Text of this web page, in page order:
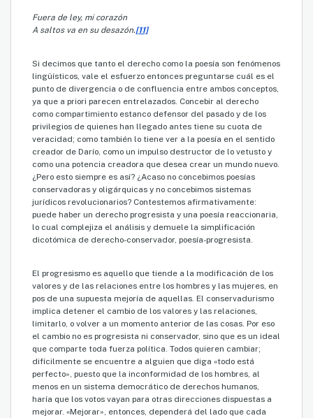
Fuera de ley, mi corazón
A saltos va en su desazón.[11]
Si decimos que tanto el derecho como la poesía son fenómenos
lingüísticos, vale el esfuerzo entonces preguntarse cuál es el
punto de divergencia o de confluencia entre ambos conceptos,
ya que a priori parecen entrelazados. Concebir al derecho
como compartimiento estanco defensor del pasado y de los
privilegios de quienes han llegado antes tiene su cuota de
veracidad; como también lo tiene ver a la poesía en el sentido
creador de Darío, como un impulso destructor de lo vetusto y
como una potencia creadora que desea crear un mundo nuevo.
¿Pero esto siempre es así? ¿Acaso no concebimos poesías
conservadoras y oligárquicas y no concebimos sistemas
jurídicos revolucionarios? Contestemos afirmativamente:
puede haber un derecho progresista y una poesía reaccionaria,
lo cual complejiza el análisis y demuele la simplificación
dicotómica de derecho-conservador, poesía-progresista.
El progresismo es aquello que tiende a la modificación de los
valores y de las relaciones entre los hombres y las mujeres, en
pos de una supuesta mejoría de aquellas. El conservadurismo
implica detener el cambio de los valores y las relaciones,
limitarlo, o volver a un momento anterior de las cosas. Por eso
el cambio no es progresista ni conservador, sino que es un ideal
que comparte toda fuerza política. Todos quieren cambiar;
difícilmente se encuentre a alguien que diga «todo está
perfecto», puesto que la inconformidad de los hombres, al
menos en un sistema democrático de derechos humanos,
haría que los votos vayan para otras direcciones dispuestas a
mejorar. «Mejorar», entonces, dependerá del lado que cada